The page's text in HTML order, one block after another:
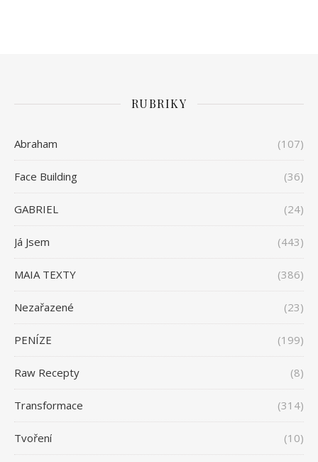
RUBRIKY
Abraham (107)
Face Building (36)
GABRIEL (24)
Já Jsem (443)
MAIA TEXTY (386)
Nezařazené (23)
PENÍZE (199)
Raw Recepty (8)
Transformace (314)
Tvoření (10)